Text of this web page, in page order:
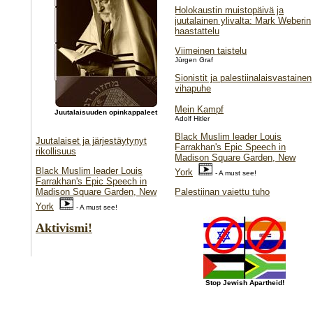
Holokaustin muistopäivä ja
juutalainen ylivalta: Mark Weberin
haastattelu
Viimeinen taistelu
Jürgen Graf
Sionistit ja palestiinalaisvastainen
vihapuhe
Mein Kampf
Adolf Hitler
Black Muslim leader Louis
Farrakhan's Epic Speech in
Madison Square Garden, New
York
- A must see!
Palestiinan vaiettu tuho
Stop Jewish Apartheid!
Juutalaisuuden opinkappaleet
Juutalaiset ja järjestäytynyt
rikollisuus
Black Muslim leader Louis
Farrakhan's Epic Speech in
Madison Square Garden, New
York
- A must see!
Aktivismi!